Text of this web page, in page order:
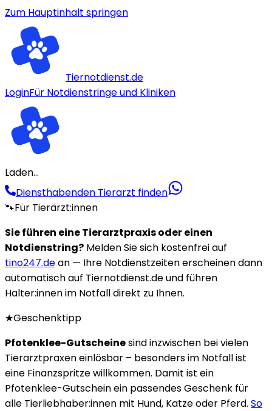
Zum Hauptinhalt springen
Tiernotdienst.de
LoginFür Notdienstringe und Kliniken
Laden...
Diensthabenden Tierarzt finden
🐾Für Tierärzt:innen
Sie führen eine Tierarztpraxis oder einen
Notdienstring? Melden Sie sich kostenfrei auf
tino247.dean — Ihre Notdienstzeiten erscheinen dann
automatisch auf Tiernotdienst.de und führen
Halter:innen im Notfall direkt zu Ihnen.
★Geschenktipp
Pfotenklee-Gutscheinesind inzwischen bei vielen
Tierarztpraxen einlösbar – besonders im Notfall ist
eine Finanzspritze willkommen. Damit ist ein
Pfotenklee-Gutschein ein passendes Geschenk für
alle Tierliebhaber:innen mit Hund, Katze oder Pferd. So